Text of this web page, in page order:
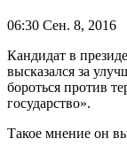
06:30 Сен. 8, 2016
Кандидат в
высказался за
бороться против
государство».
Такое мнение он